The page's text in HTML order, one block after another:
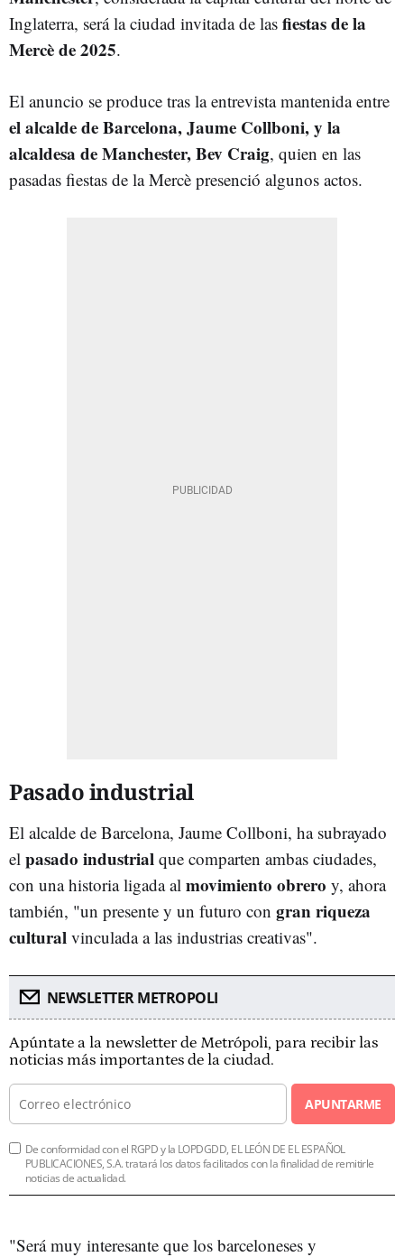
Inglaterra, será la ciudad invitada de las fiestas de la
Mercè de 2025.
El anuncio se produce tras la entrevista mantenida entre
el alcalde de Barcelona, Jaume Collboni, y la
alcaldesa de Manchester, Bev Craig, quien en las
pasadas fiestas de la Mercè presenció algunos actos.
Pasado industrial
El alcalde de Barcelona, Jaume Collboni, ha subrayado
el pasado industrial que comparten ambas ciudades,
con una historia ligada al movimiento obrero y, ahora
también, "un presente y un futuro con gran riqueza
cultural vinculada a las industrias creativas".
NEWSLETTER METROPOLI
Apúntate a la newsletter de Metrópoli, para recibir las
noticias más importantes de la ciudad.
APUNTARME
De conformidad con el RGPD y la LOPDGDD, EL LEÓN DE EL ESPAÑOL
PUBLICACIONES, S.A. tratará los datos facilitados con la finalidad de remitirle
noticias de actualidad.
"Será muy interesante que los barceloneses y